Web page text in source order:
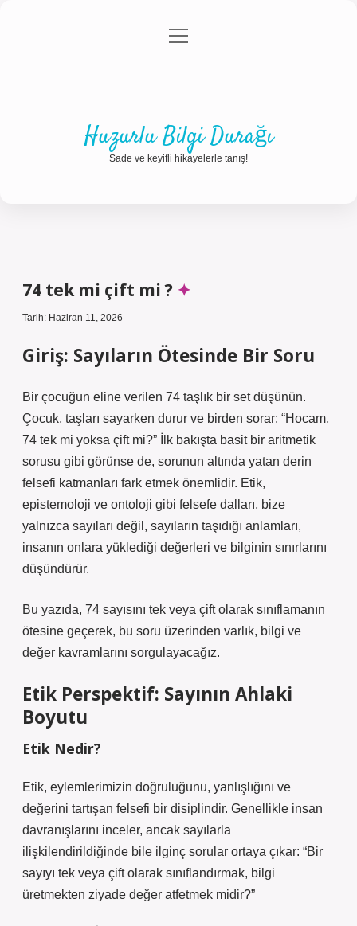
Gizlilik Politikası
menüyü
Huzurlu Bilgi Durağı
Sade ve keyifli hikayelerle tanış!
74 tek mi çift mi ?
Tarih: Haziran 11, 2026
Giriş: Sayıların Ötesinde Bir Soru
Bir çocuğun eline verilen 74 taşlık bir set düşünün.
Çocuk, taşları sayarken durur ve birden sorar: “Hocam,
74 tek mi yoksa çift mi?” İlk bakışta basit bir aritmetik
sorusu gibi görünse de, sorunun altında yatan derin
felsefi katmanları fark etmek önemlidir. Etik,
epistemoloji ve ontoloji gibi felsefe dalları, bize
yalnızca sayıları değil, sayıların taşıdığı anlamları,
insanın onlara yüklediği değerleri ve bilginin sınırlarını
düşündürür.
Bu yazıda, 74 sayısını tek veya çift olarak sınıflamanın
ötesine geçerek, bu soru üzerinden varlık, bilgi ve
değer kavramlarını sorgulayacağız.
Etik Perspektif: Sayının Ahlaki
Boyutu
Etik Nedir?
Etik, eylemlerimizin doğruluğunu, yanlışlığını ve
değerini tartışan felsefi bir disiplindir. Genellikle insan
davranışlarını inceler, ancak sayılarla
ilişkilendirildiğinde bile ilginç sorular ortaya çıkar: “Bir
sayıyı tek veya çift olarak sınıflandırmak, bilgi
üretmekten ziyade değer atfetmek midir?”